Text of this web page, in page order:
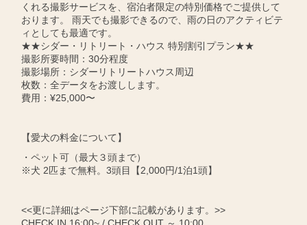
くれる撮影サービスを、宿泊者限定の特別価格でご提供して
おります。 雨天でも撮影できるので、雨の日のアクティビテ
ィとしても最適です。
★★シダー・リトリート・ハウス 特別割引プラン★★
撮影所要時間：30分程度
撮影場所：シダーリトリートハウス周辺
枚数：全データをお渡しします。
費用：¥25,000〜
【愛犬の料金について】
・ペット可（最大３頭まで）
※犬 2匹まで無料。3頭目【2,000円/1泊1頭】
<<更に詳細はページ下部に記載があります。>>
CHECK IN 16:00~ / CHECK OUT ～ 10:00